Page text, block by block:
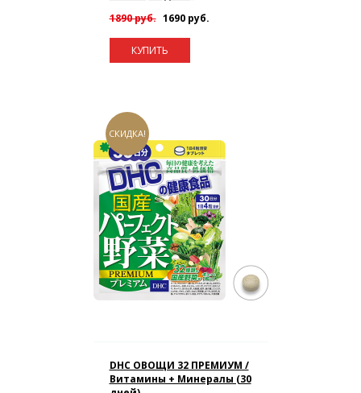
1890 руб. 1690 руб.
КУПИТЬ
СКИДКА!
DHC ОВОЩИ 32 ПРЕМИУМ /
Витамины + Минералы (30